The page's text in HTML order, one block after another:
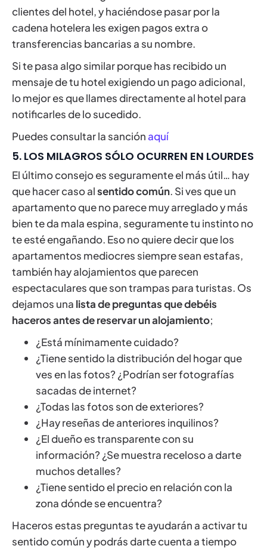
clientes del hotel, y haciéndose pasar por la
cadena hotelera les exigen pagos extra o
transferencias bancarias a su nombre.
Si te pasa algo similar porque has recibido un
mensaje de tu hotel exigiendo un pago adicional,
lo mejor es que llames directamente al hotel para
notificarles de lo sucedido.
Puedes consultar la sanciónaquí
5. LOS MILAGROS SÓLO OCURREN EN LOURDES
El último consejo es seguramente el más útil… hay
que hacer caso alsentido común. Si ves que un
apartamento que no parece muy arreglado y más
bien te da mala espina, seguramente tu instinto no
te esté engañando. Eso no quiere decir que los
apartamentos mediocres siempre sean estafas,
también hay alojamientos que parecen
espectaculares que son trampas para turistas. Os
dejamos una lista de preguntas que debéis
haceros antes de reservar un alojamiento;
¿Está mínimamente cuidado?
¿Tiene sentido la distribución del hogar que
ves en las fotos? ¿Podrían ser fotografías
sacadas de internet?
¿Todas las fotos son de exteriores?
¿Hay reseñas de anteriores inquilinos?
¿El dueño es transparente con su
información? ¿Se muestra receloso a darte
muchos detalles?
¿Tiene sentido el precio en relación con la
zona dónde se encuentra?
Haceros estas preguntas te ayudarán a activar tu
sentido común y podrás darte cuenta a tiempo